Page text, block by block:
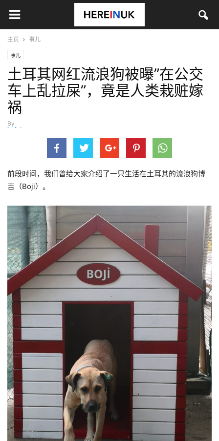
主页 事儿
事儿
土耳其网红流浪狗被曝”在公交
车上乱拉屎”，竟是人类栽赃嫁
祸
By
hefei
前段时间，我们曾给大家介绍了一只生活在土耳其的流浪狗博
吉（Boji）。